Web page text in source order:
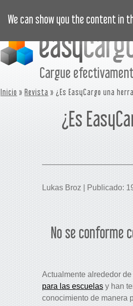
We can show you the content in
Cargue
Inicio » Revista » ¿Es EasyCargo una
¿Es
Lukas Broz | Publicado:
No se conforme
Actualmente alrededor de
para las escuelas y han
conocimiento de manera